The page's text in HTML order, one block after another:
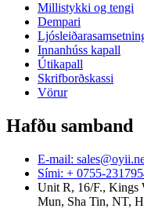
Millistykki og tengi
Dempari
Innanhúss kapall
Útikapall
Skrifborðskassi
Vörur
Hafðu samband
E-mail:
Sími: + 0755-
Unit R, 16/F., Kings
Mun, Sha Tin, NT,